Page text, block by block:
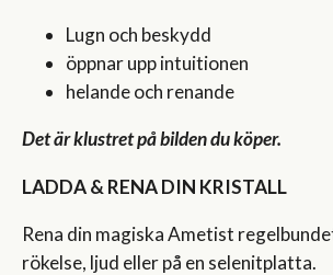
Lugn och beskydd
öppnar upp intuitionen
helande och renande
Det är klustret på bilden du köper.
LADDA & RENA DIN KRISTALL
Rena din magiska Ametist
rökelse, ljud eller på en selenitplatta.